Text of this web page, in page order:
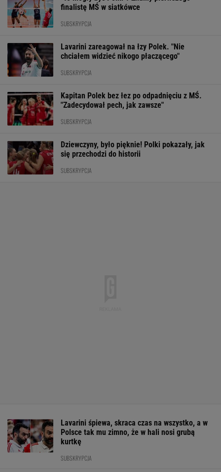
finalistę MŚ w siatkówce
SUBSKRYPCJA
Lavarini zareagował na łzy Polek. "Nie
chciałem widzieć nikogo płaczącego"
SUBSKRYPCJA
Kapitan Polek bez łez po odpadnięciu z MŚ.
"Zadecydował pech, jak zawsze"
SUBSKRYPCJA
Dziewczyny, było pięknie! Polki pokazały, jak
się przechodzi do historii
SUBSKRYPCJA
Lavarini śpiewa, skraca czas na wszystko, a w
Polsce tak mu zimno, że w hali nosi grubą
kurtkę
SUBSKRYPCJA